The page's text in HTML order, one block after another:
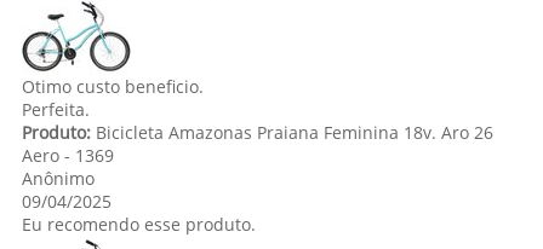
Otimo custo beneficio.
Perfeita.
Produto:Bicicleta Amazonas Praiana Feminina 18v. Aro 26
Aero - 1369
Anônimo
09/04/2025
Eu recomendo esse produto.